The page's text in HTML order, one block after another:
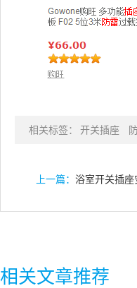
相关标签： 开关插座
上一篇： 浴室开关插
相关文章推荐